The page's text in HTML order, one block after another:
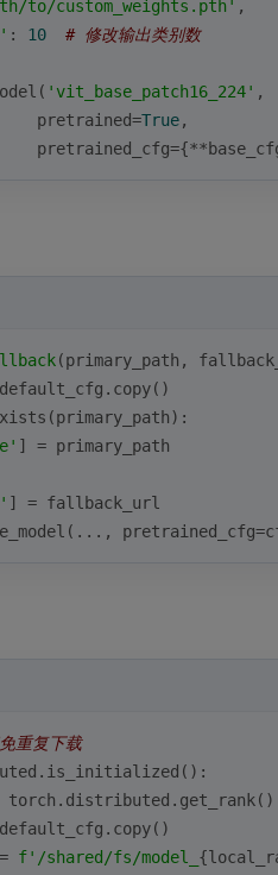
to/custom_weights.pth' ,
: 10
# 修改输出类别数
'vit_base_patch16_224' ,
pretrained=
True,
(primary_path,
] = primary_path
] = fallback_url
重复下载
torch.distributed.get_rank()
f'/shared/fs/model_